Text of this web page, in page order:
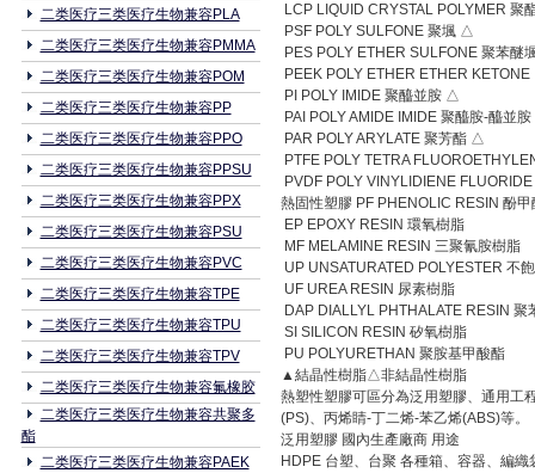
二类医疗三类医疗生物兼容PLA
二类医疗三类医疗生物兼容PMMA
二类医疗三类医疗生物兼容POM
二类医疗三类医疗生物兼容PP
二类医疗三类医疗生物兼容PPO
二类医疗三类医疗生物兼容PPSU
二类医疗三类医疗生物兼容PPX
二类医疗三类医疗生物兼容PSU
二类医疗三类医疗生物兼容PVC
二类医疗三类医疗生物兼容TPE
二类医疗三类医疗生物兼容TPU
二类医疗三类医疗生物兼容TPV
二类医疗三类医疗生物兼容氟橡胶
二类医疗三类医疗生物兼容共聚多
酯
二类医疗三类医疗生物兼容PAEK
LCP LIQUID CRYSTAL POLYMER 聚
PSF POLY SULFONE 聚堸 △
PES POLY ETHER SULFONE 聚苯醚
PEEK POLY ETHER ETHER
PI POLY IMIDE 聚醯並胺 △
PAI POLY AMIDE IMIDE 聚醯胺-醯並
PAR POLY ARYLATE 聚芳酯 △
PTFE POLY TETRA
PVDF POLY VINYLIDIENE
熱固性塑膠 PF PHENOLIC RESIN 酚
EP EPOXY RESIN 環氧樹脂
MF MELAMINE RESIN 三聚氰胺樹脂
UP UNSATURATED POLYESTER 不
UF UREA RESIN 尿素樹脂
DAP DIALLYL PHTHALATE RESIN
SI SILICON RESIN 矽氧樹脂
PU POLYURETHAN 聚胺基甲酸酯
▲結晶性樹脂△非結晶性樹脂
熱塑性塑膠可區分為泛用塑膠、通用工
(PS)、丙烯睛-丁二烯-苯乙烯(ABS)等。
泛用塑膠 國內生產廠商 用途
HDPE 台塑、台聚 各種箱、容器、編